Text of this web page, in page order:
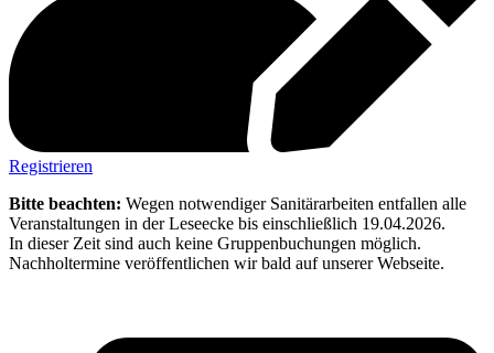
Registrieren
Bitte beachten: Wegen notwendiger Sanitärarbeiten entfallen alle
Veranstaltungen in der Leseecke bis einschließlich 19.04.2026.
In dieser Zeit sind auch keine Gruppenbuchungen möglich.
Nachholtermine veröffentlichen wir bald auf unserer Webseite.